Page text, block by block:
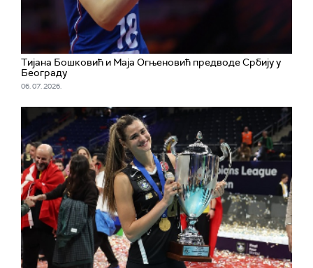
Тијана Бошковић и Маја Огњеновић предводе Србију у
Београду
06. 07. 2026.